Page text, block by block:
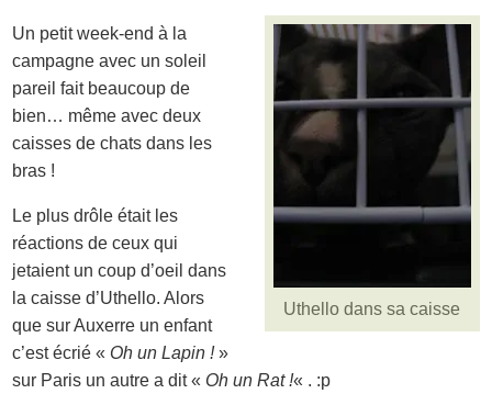
Uthello dans sa caisse
Un petit week-end à la
campagne avec un soleil
pareil fait beaucoup de
bien… même avec deux
caisses de chats dans les
bras !
Le plus drôle était les
réactions de ceux qui
jetaient un coup d’oeil dans
la caisse d’Uthello. Alors
que sur Auxerre un enfant
c’est écrié « Oh un Lapin !»
sur Paris un autre a dit « Oh un Rat !« . :p